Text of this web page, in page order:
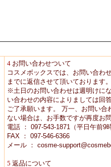
4 お問い合わせついて
コスメボックスでは、お問い合わ
までに返信させて頂いております。
※土日のお問い合わせは週明けに
い合わせの内容によりましては回
ご了承願います。 万一、お問い
ない場合は、お手数ですが再度お
電話 ： 097-543-1871（平日午前9
FAX ： 097-546-6366
メール ： cosme-
5 返品について